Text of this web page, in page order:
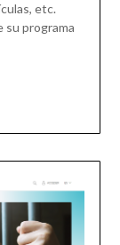
etc.
su programa